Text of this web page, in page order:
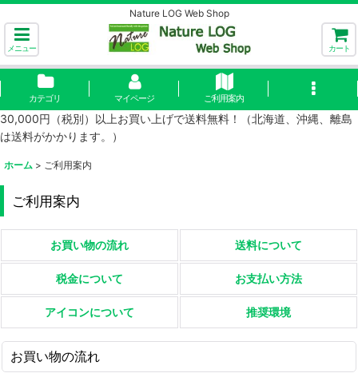
Nature LOG Web Shop
メニュー カート
カテゴリ マイページ ご利用案内
30,000円（税別）以上お買い上げで送料無料！（北海道、沖縄、離島
は送料がかかります。）
ホーム > ご利用案内
ご利用案内
お買い物の流れ 送料について
税金について お支払い方法
アイコンについて 推奨環境
お買い物の流れ